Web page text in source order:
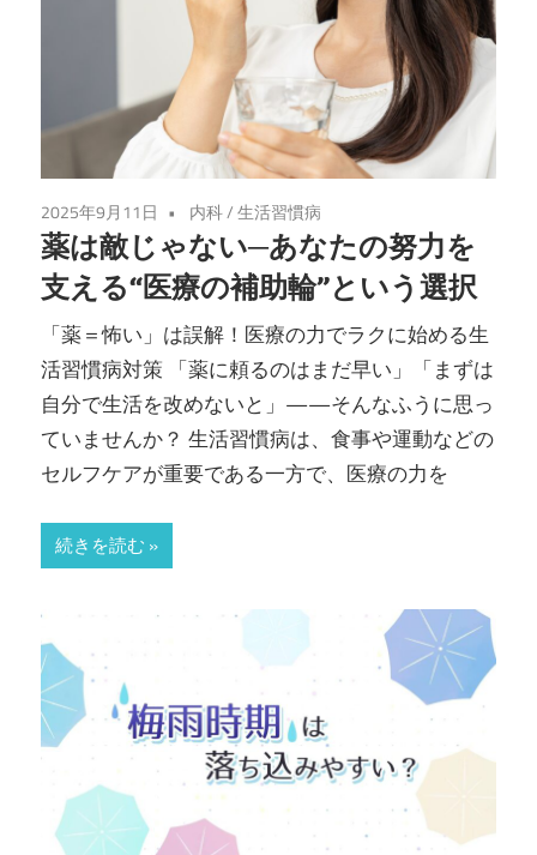
2025年9月11日 内科/生活習慣病
薬は敵じゃない─あなたの努力を
支える“医療の補助輪”という選択
「薬＝怖い」は誤解！医療の力でラクに始める生
活習慣病対策 「薬に頼るのはまだ早い」「まずは
自分で生活を改めないと」——そんなふうに思っ
ていませんか？ 生活習慣病は、食事や運動などの
セルフケアが重要である一方で、医療の力を
続きを読む